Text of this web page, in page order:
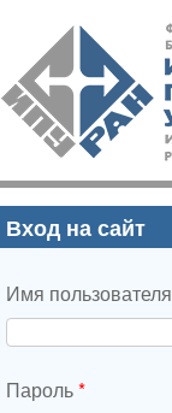
ИПУ
РАН
Вход на сайт
Имя пользователя
Пароль*